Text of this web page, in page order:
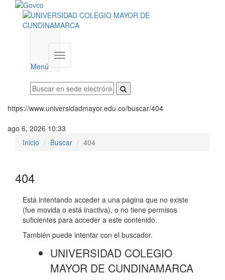
Menú
Menú
institucional
https://www.universidadmayor.edu.co/buscar/404
ago 6, 2026 10:33
Inicio
Buscar 404
404
Está intentando acceder a una página que no existe
(fue movida o está inactiva), o no tiene permisos
suficientes para acceder a este contenido.
También puede intentar con el buscador.
UNIVERSIDAD COLEGIO
MAYOR DE CUNDINAMARCA